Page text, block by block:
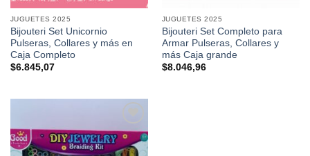
JUGUETES 2025
Bijouteri Set Unicornio
Pulseras, Collares y más en
Caja Completo
$6.845,07
JUGUETES 2025
Bijouteri Set Completo para
Armar Pulseras, Collares y
más Caja grande
$8.046,96